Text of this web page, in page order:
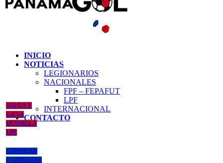
INICIO
NOTICIAS
LEGIONARIOS
NACIONALES
FPF – FEPAFUT
LPF
INTERNACIONAL
CONTACTO
JUEGA Y
GANA
QUINIELA
LPF
COMPRAR
CAMISETAS